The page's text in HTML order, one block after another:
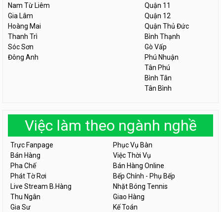
Nam Từ Liêm
Gia Lâm
Hoàng Mai
Thanh Trì
Sóc Sơn
Đông Anh
Quận 11
Quận 12
Quận Thủ Đức
Bình Thạnh
Gò Vấp
Phú Nhuận
Tân Phú
Bình Tân
Tân Bình
Việc làm theo ngành nghề
Trực Fanpage
Phục Vụ Bàn
Bán Hàng
Việc Thời Vụ
Pha Chế
Bán Hàng Online
Phát Tờ Rơi
Bếp Chính - Phụ Bếp
Live Stream B.Hàng
Nhặt Bóng Tennis
Thu Ngân
Giao Hàng
Gia Sư
Kế Toán